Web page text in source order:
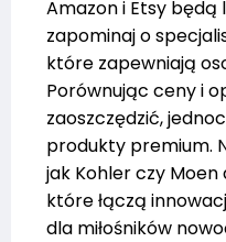
Amazon i Etsy będą
zapominaj o
które zapewniają
Porównując ceny i
zaoszczędzić,
produkty premium.
jak Kohler czy
które łączą
dla miłośników